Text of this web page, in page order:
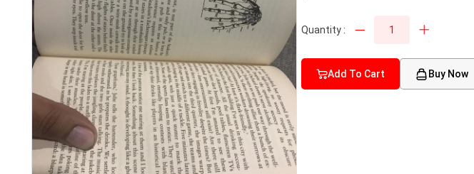
Quantity :
Add To Cart Buy Now